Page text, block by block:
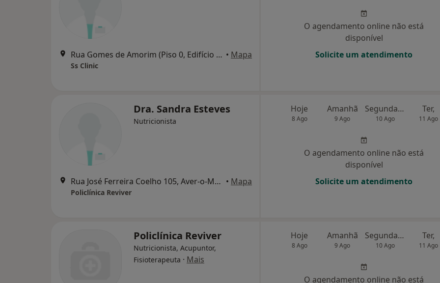
Rua Gomes de Amorim (Piso 0, Edifício Sport Spirit), Póvoa de Varzim • Mapa
Ss Clinic
O agendamento online não está
disponível
Solicite um atendimento
Dra. Sandra Esteves
Nutricionista
Rua José Ferreira Coelho 105, Aver-o-Mar, Póvoa de Varzim • Mapa
Policlínica Reviver
Hoje
8 Ago
Amanhã
9 Ago
Segunda-feira
10 Ago
Ter,
11 Ago
O agendamento online não está
disponível
Solicite um atendimento
Policlínica Reviver
Nutricionista, Acupuntor,
Fisioterapeuta · Mais
Hoje
8 Ago
Amanhã
9 Ago
Segunda-feira
10 Ago
Ter,
11 Ago
O agendamento online não está